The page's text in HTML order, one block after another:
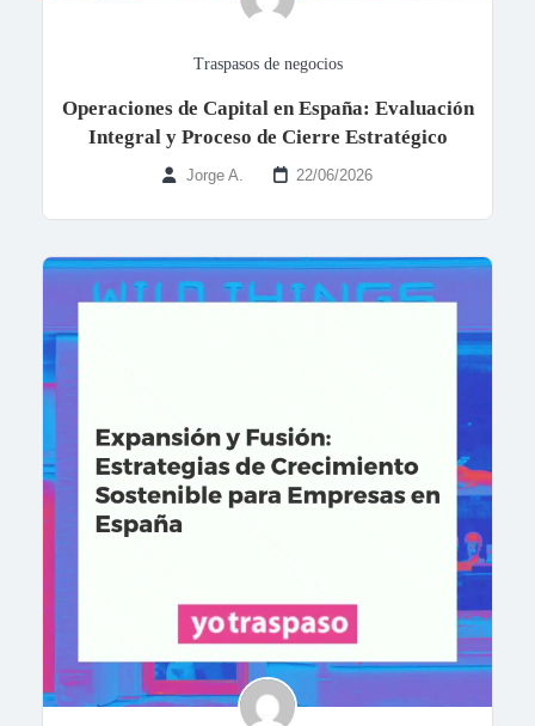
Traspasos de negocios
Operaciones de Capital en España: Evaluación
Integral y Proceso de Cierre Estratégico
Jorge A. 22/06/2026